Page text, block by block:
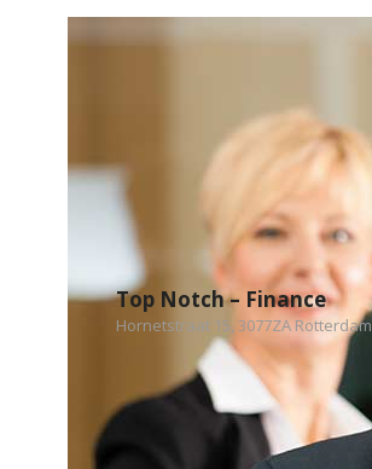
Top Notch – Finance
Hornetstraat 15, 3077ZA Rotterdam